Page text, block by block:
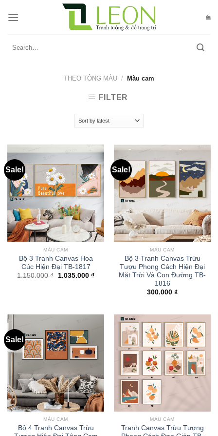
Search
THEO TÔNG MÀU / Màu cam
FILTER
Sale!
MÀU CAM
Bộ 3 Tranh Canvas Hoa
Cúc Hiện Đại TB-1817
1.150.000₫ 1.035.000 ₫
Sale!
MÀU CAM
Bộ 3 Tranh Canvas Trừu
Tượu Phong Cách Hiện Đại
Mặt Trời Và Con Đường TB-
1816
300.000 ₫
Sale!
MÀU CAM
Bộ 4 Tranh Canvas Trừu
MÀU CAM
Tranh Canvas Trừu Tượng